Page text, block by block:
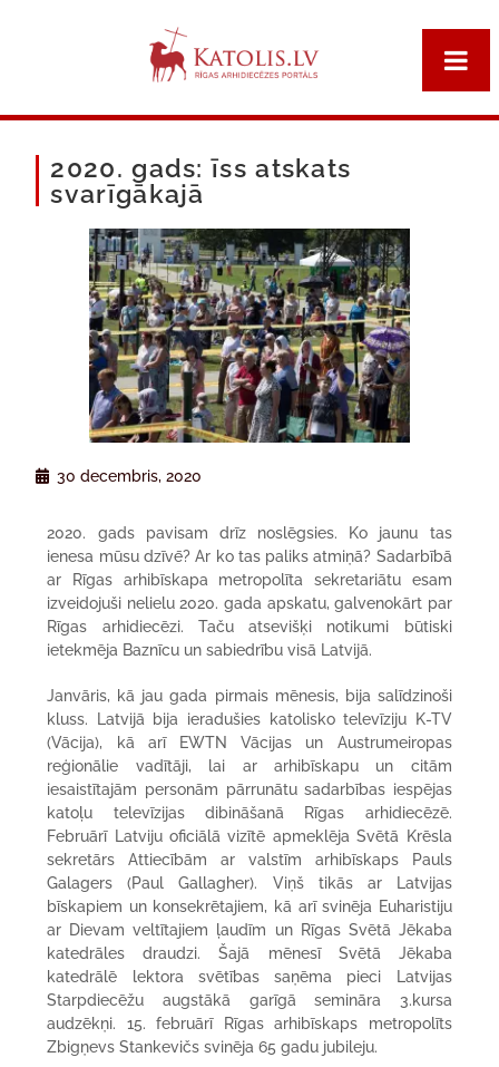
2020. gads: īss atskats
svarīgākajā
30 decembris, 2020
2020. gads pavisam drīz noslēgsies. Ko jaunu tas
ienesa mūsu dzīvē? Ar ko tas paliks atmiņā? Sadarbībā
ar Rīgas arhibīskapa metropolīta sekretariātu esam
izveidojuši nelielu 2020. gada apskatu, galvenokārt par
Rīgas arhidiecēzi. Taču atsevišķi notikumi būtiski
ietekmēja Baznīcu un sabiedrību visā Latvijā.
Janvāris, kā jau gada pirmais mēnesis, bija salīdzinoši
kluss. Latvijā bija ieradušies katolisko televīziju K-TV
(Vācija), kā arī EWTN Vācijas un Austrumeiropas
reģionālie vadītāji, lai ar arhibīskapu un citām
iesaistītajām personām pārrunātu sadarbības iespējas
katoļu televīzijas dibināšanā Rīgas arhidiecēzē.
Februārī Latviju oficiālā vizītē apmeklēja Svētā Krēsla
sekretārs Attiecībām ar valstīm arhibīskaps Pauls
Galagers (Paul Gallagher). Viņš tikās ar Latvijas
bīskapiem un konsekrētajiem, kā arī svinēja Euharistiju
ar Dievam veltītajiem ļaudīm un Rīgas Svētā Jēkaba
katedrāles draudzi. Šajā mēnesī Svētā Jēkaba
katedrālē lektora svētības saņēma pieci Latvijas
Starpdiecēžu augstākā garīgā semināra 3.kursa
audzēkņi. 15. februārī Rīgas arhibīskaps metropolīts
Zbigņevs Stankevičs svinēja 65 gadu jubileju.